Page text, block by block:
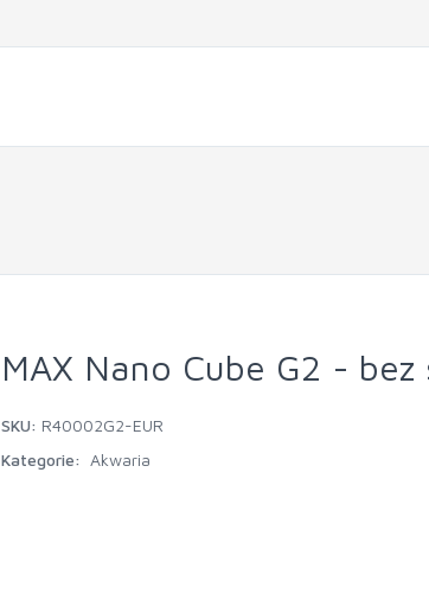
MAX Nano Cube G2 - bez
SKU: R40002G2-EUR
Kategorie:
Akwaria